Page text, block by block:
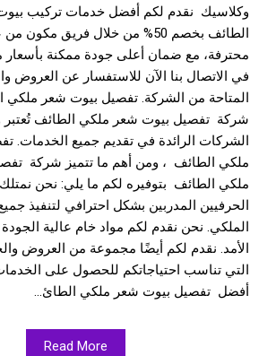
وكلاسيك نقدم لكم أفضل خدمات تركيب
الطائف بخصم 50% من خلال فريق مكون
محترفة، مع ضمان أعلى جودة ممكنة بأسعار
في الاتصال بنا الآن للاستفسار عن العروض
المتاحة من الشركة. تفصيل بيوت شعر ملكي
شركة تفصيل بيوت شعر ملكي الطائف تُعتبر
الشركات الرائدة في تقديم جميع الخدمات.
ملكي الطائف ، ومن أهم ما تتميز شركة
ملكي الطائف بتوفيره لكم ما يلي: نحن
الحرفيين المدربين بشكل احترافي لتنفيذ
الملكي. نحن نقدم لكم مواد خام عالية الجودة
الأمد. نقدم لكم أيضًا مجموعة من العروض
التي تناسب احتياجاتكم للحصول على
أفضل تفصيل بيوت شعر ملكي الطائ...
Read More